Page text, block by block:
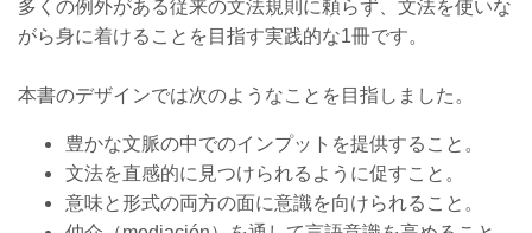
多くの例外がある従来の文法規則に頼らず、文法を使いな
がら身に着けることを目指す実践的な1冊です。
本書のデザインでは次のようなことを目指しました。
豊かな文脈の中でのインプットを提供すること。
文法を直感的に見つけられるように促すこと。
意味と形式の両方の面に意識を向けられること。